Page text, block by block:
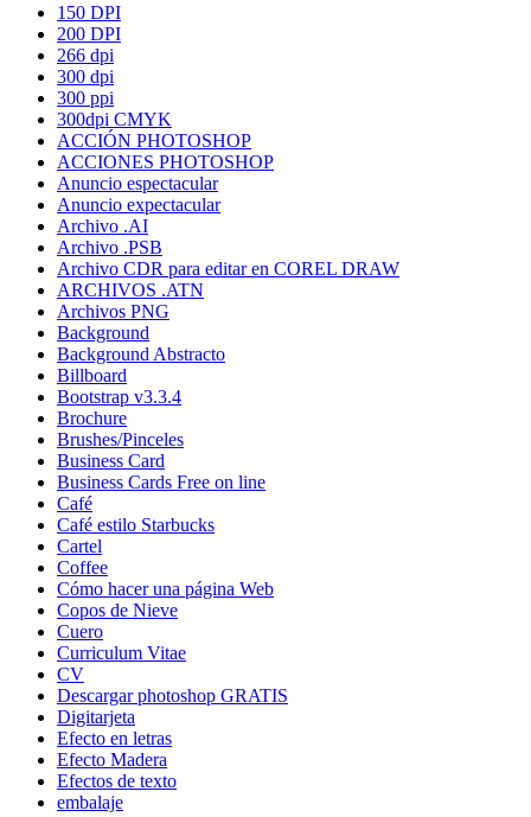
150 DPI
200 DPI
266 dpi
300 dpi
300 ppi
300dpi CMYK
ACCIÓN PHOTOSHOP
ACCIONES PHOTOSHOP
Anuncio espectacular
Anuncio expectacular
Archivo .AI
Archivo .PSB
Archivo CDR para editar en COREL DRAW
ARCHIVOS .ATN
Archivos PNG
Background
Background Abstracto
Billboard
Bootstrap v3.3.4
Brochure
Brushes/Pinceles
Business Card
Business Cards Free on line
Café
Café estilo Starbucks
Cartel
Coffee
Cómo hacer una página Web
Copos de Nieve
Cuero
Curriculum Vitae
CV
Descargar photoshop GRATIS
Digitarjeta
Efecto en letras
Efecto Madera
Efectos de texto
embalaje